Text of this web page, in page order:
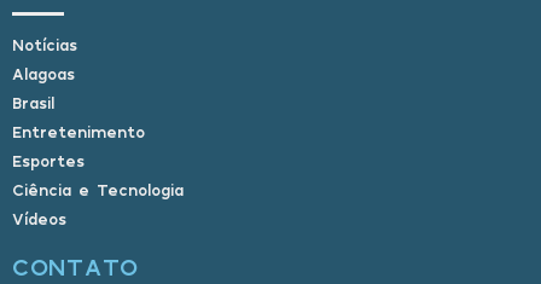
Notícias
Alagoas
Brasil
Entretenimento
Esportes
Ciência e Tecnologia
Vídeos
CONTATO